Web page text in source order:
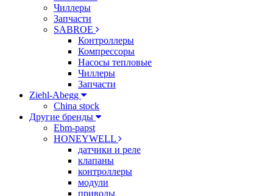
Чиллеры
Запчасти
SABROE
Контроллеры
Компрессоры
Насосы тепловые
Чиллеры
Запчасти
Ziehl-Abegg
China stock
Другие бренды
Ebm-papst
HONEYWELL
датчики и реле
клапаны
контроллеры
модули
приводы